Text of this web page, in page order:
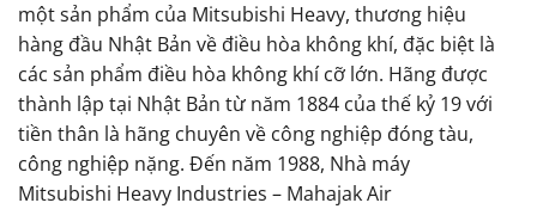
một sản phẩm của Mitsubishi Heavy, thương hiệu
hàng đầu Nhật Bản về điều hòa không khí, đặc biệt là
các sản phẩm điều hòa không khí cỡ lớn. Hãng được
thành lập tại Nhật Bản từ năm 1884 của thế kỷ 19 với
tiền thân là hãng chuyên về công nghiệp đóng tàu,
công nghiệp nặng. Đến năm 1988, Nhà máy
Mitsubishi Heavy Industries – Mahajak Air